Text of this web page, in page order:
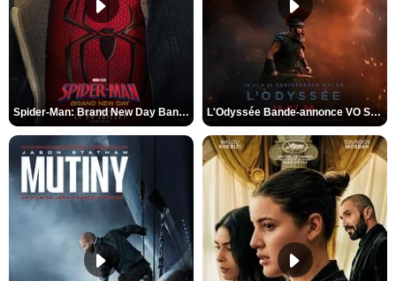
Spider-Man: Brand New Day Bande-annonce VO STFR L'Odyssée Bande-annonce VO STFR